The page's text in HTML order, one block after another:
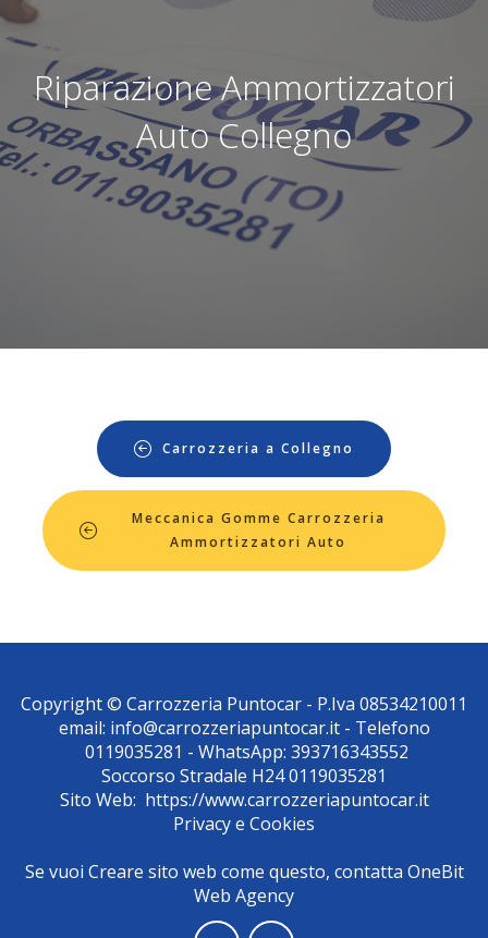
Riparazione Ammortizzatori
Auto Collegno
Carrozzeria a Collegno
Meccanica Gomme Carrozzeria
Ammortizzatori Auto
Copyright © Carrozzeria Puntocar - P.Iva 08534210011
email: info@carrozzeriapuntocar.it- Telefono
0119035281 - WhatsApp: 393716343552
Soccorso Stradale H240119035281
Sito Web: https://www.carrozzeriapuntocar.it
Privacye Cookies
Se vuoi Creare sito web come questo, contatta OneBit
Web Agency